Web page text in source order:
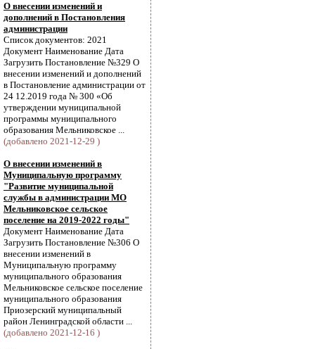
О внесении изменений и
дополнений в Постановления
администрации
Список документов: 2021
Документ Наименование Дата
Загрузить Постановление №329 О
внесении изменений и дополнений
в Постановление администрации от
24 12.2019 года № 300 «Об
утверждении муниципальной
программы муниципального
образования Мельниковское ...
(добавлено 2021-12-29 )
О внесении изменений в
Муниципальную программу
"Развитие муниципальной
службы в администрации МО
Мельниковское сельское
поселение на 2019-2022 годы"
Документ Наименование Дата
Загрузить Постановление №306 О
внесении изменений в
Муниципальную программу
муниципального образования
Мельниковское сельское поселение
муниципального образования
Приозерский муниципальный
район Ленинградской области ...
(добавлено 2021-12-16 )